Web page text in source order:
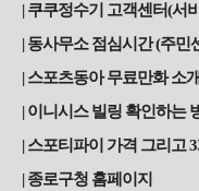
쿠쿠정수기 고객센터(서
동사무소 점심시간 (주민
스포츠동아 무료만화 소개
이니시스 빌링 확인하는
스포티파이 가격 그리고
종로구청 홈페이지